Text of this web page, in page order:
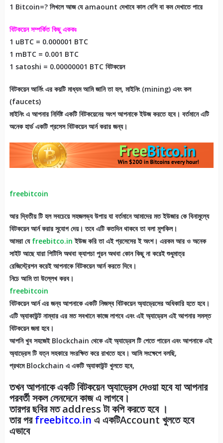
1 Bitcoin=? লিখলে আজ যে amaount দেখাবে কাল বেশি বা কম দেখাতে পারে
বিটকয়েন সম্পর্কিত কিছু এককঃ
1 uBTC = 0.000001 BTC
1 mBTC = 0.001 BTC
1 satoshi = 0.00000001 BTC বিটকয়েন
বিটকয়েন আর্নিং এর কয়টি মাধ্যম আমি জানি তা হল, মাইনিং (mining) এবং কল
(faucets)
মাইনিং এ আপনার নির্দিষ্ট একটি বিটকয়েনের অংশ আপনাকে ইউজ করতে হবে। বর্তমানে এটি
অনেক হার্ড একটি প্রসেস বিটকয়েন আর্ন করার জন্য।
freebitcoin
আর দ্বিতীয় টি হল সবচেয়ে সহজলভ্য উপায় যা বর্তমানে আমাদের মত ইউজার কে বিনামুল্যে
বিটকয়েন আর্ন করার সুযোগ দেয়। তবে এটি কতদিন থাকবে তা বলা মুশকিল।
আমরা যে freebitco.in ইউজ করি তা এই প্রসেসের ই অংশ। এরকম আর ও অনেক
সাইট আছে যারা পিটিসি অথবা ক্যাপচা পুরন অথবা কোন কিছু না করেই শুধুমাত্র
রেজিস্ট্রেশন করেই আপনাকে বিটকয়েন আর্ন করতে দিবে।
নিচে আমি তা উল্লেখ করব।
freebitcoin
বিটকয়েন আর্ন এর জন্য আপনাকে একটি নিজস্ব বিটকয়েন অ্যাড্রেসের অধিকারি হতে হবে।
এটি অ্যাকাউন্ট নাম্বার এর মত সবখানে কাজে লাগবে এবং এই অ্যাড্রেস এই আপনার সমস্ত
বিটকয়েন জমা হবে।
আপনি খুব সহজেই Blockchain থেকে এই অ্যাড্রেস টি পেতে পারেন এবং আপনাকে এই
অ্যাড্রেস টি যত্ন সহকারে সংরক্ষিত করে রাখতে হবে। আমি সংক্ষেপে বলছি,
প্রথমে Blockchain এ একটি অ্যাকাউন্ট খুলতে হবে,
তখন আপনাকে একটি বিটকয়েন অ্যাড্রেস দেওয়া হবে যা আপনার
পরবর্তী সকল লেনদেনে কাজ এ লাগবে।
তারপর ছবির মত address টা কপি করতে হবে ।
তার পরfreebitco.in এ একটিAccount খুলতে হবে
এভাবে